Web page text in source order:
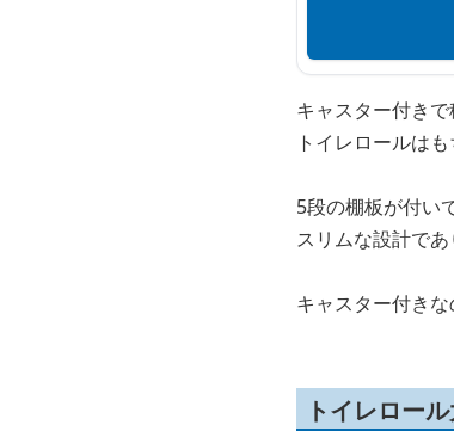
キャスター付き
トイレロールは
5段の棚板が付い
スリムな設計で
キャスター付き
トイレロー